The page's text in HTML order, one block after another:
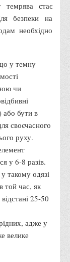
РФ проти
воєнного
процесу в
темрява стає
безпеки на
необхідно
у темну
чи
або бути в
своєчасного
руху.
у 6-8 разів.
такому одязі
той час, як
25-50
адже у
велике